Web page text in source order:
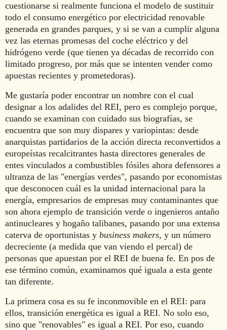
cuestionarse si realmente funciona el modelo de sustituir
todo el consumo energético por electricidad renovable
generada en grandes parques, y si se van a cumplir alguna
vez las eternas promesas del coche eléctrico y del
hidrógeno verde (que tienen ya décadas de recorrido con
limitado progreso, por más que se intenten vender como
apuestas recientes y prometedoras).
Me gustaría poder encontrar un nombre con el cual
designar a los adalides del REI, pero es complejo porque,
cuando se examinan con cuidado sus biografías, se
encuentra que son muy dispares y variopintas: desde
anarquistas partidarios de la acción directa reconvertidos a
europeístas recalcitrantes hasta directores generales de
entes vinculados a combustibles fósiles ahora defensores a
ultranza de las "energías verdes", pasando por economistas
que desconocen cuál es la unidad internacional para la
energía, empresarios de empresas muy contaminantes que
son ahora ejemplo de transición verde o ingenieros antaño
antinucleares y hogaño talibanes, pasando por una extensa
caterva de oportunistas y business makers, y un número
decreciente (a medida que van viendo el percal) de
personas que apuestan por el REI de buena fe. En pos de
ese término común, examinamos qué iguala a esta gente
tan diferente.
La primera cosa es su fe inconmovible en el REI: para
ellos, transición energética es igual a REI. No solo eso,
sino que "renovables" es igual a REI. Por eso, cuando